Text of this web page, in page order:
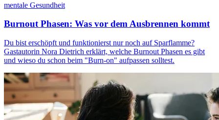
mentale Gesundheit
Burnout Phasen: Was vor dem Ausbrennen kommt
Du bist erschöpft und funktionierst nur noch auf Sparflamme?
Gastautorin Nora Dietrich erklärt, welche Burnout Phasen es gibt
und wieso du schon beim "Burn-on" aufpassen solltest.